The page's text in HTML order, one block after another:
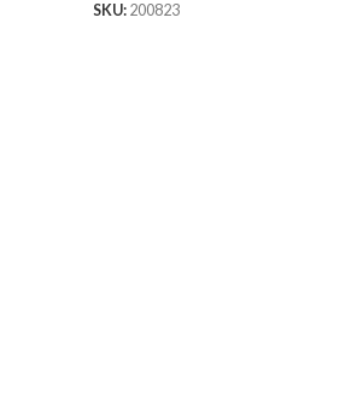
SKU: 200823